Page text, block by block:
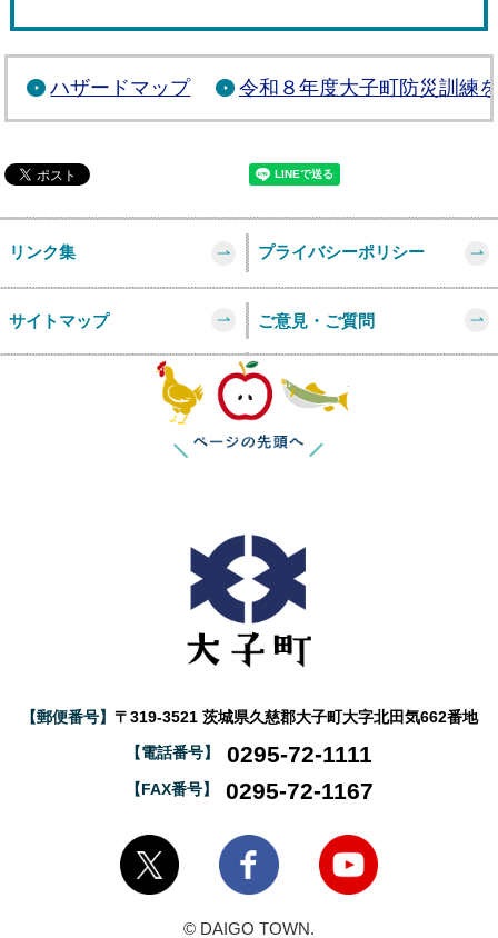
ハザードマップ 令和８年度大子町防災訓練
リンク集 プライバシーポリシー
サイトマップ ご意見・ご質問
【郵便番号】 〒319-3521 茨城県久慈郡大子町大字北田気662番地
【電話番号】 0295-72-1111
【FAX番号】 0295-72-1167
大子町Twitter 大子町Facebook
© DAIGO TOWN.